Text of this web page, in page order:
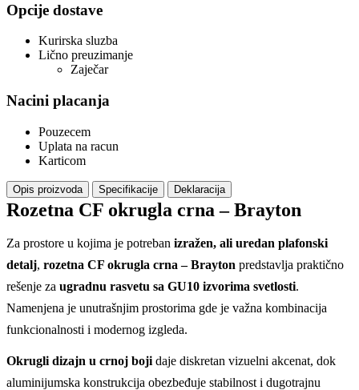
Opcije dostave
Kurirska sluzba
Lično preuzimanje
Zaječar
Nacini placanja
Pouzecem
Uplata na racun
Karticom
Opis proizvoda Specifikacije Deklaracija
Rozetna CF okrugla crna – Brayton
Za prostore u kojima je potreban izražen, ali uredan plafonski
detalj, rozetna CF okrugla crna – Brayton predstavlja praktično
rešenje za ugradnu rasvetu sa GU10 izvorima svetlosti.
Namenjena je unutrašnjim prostorima gde je važna kombinacija
funkcionalnosti i modernog izgleda.
Okrugli dizajn u crnoj boji daje diskretan vizuelni akcenat, dok
aluminijumska konstrukcija obezbeđuje stabilnost i dugotrajnu